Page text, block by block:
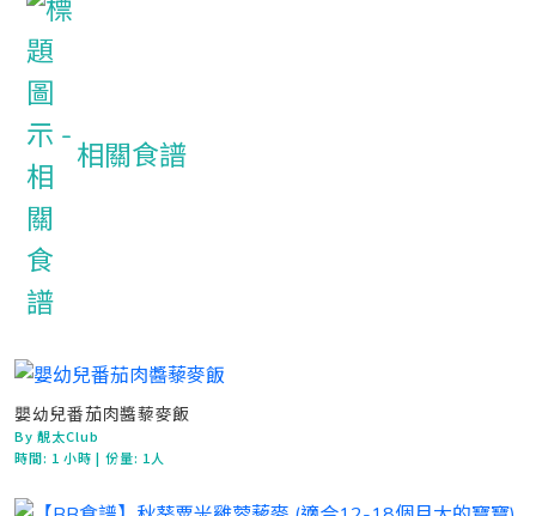
相關食譜
嬰幼兒番茄肉醬藜麥飯
By 靚太Club
時間: 1 小時| 份量: 1人